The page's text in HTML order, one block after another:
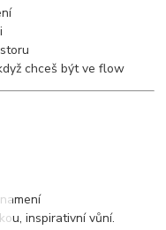
chceš být ve flow
inspirativní vůní.